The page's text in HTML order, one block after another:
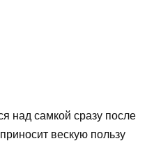
над самкой сразу после
вескую пользу